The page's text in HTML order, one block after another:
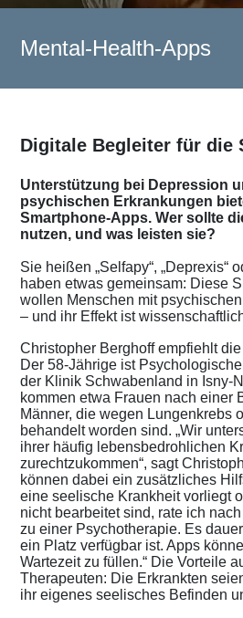
Mental-Health-Apps
Digitale Begleiter für die
Unterstützung bei Depression
psychischen Erkrankungen
Smartphone-Apps. Wer sollte
nutzen, und was leisten sie?
Sie heißen „Selfapy“, „Deprexis“
haben etwas gemeinsam: Diese
wollen Menschen mit
– und ihr Effekt ist
Christopher Berghoff empfiehlt
Der 58-Jährige ist
der Klinik Schwabenland in Isny-
kommen etwa Frauen nach einer
Männer, die wegen Lungenkrebs
behandelt worden sind. „Wir
ihrer häufig lebensbedrohlichen
zurechtzukommen“, sagt
können dabei ein zusätzliches
eine seelische Krankheit vorliegt
nicht bearbeitet sind, rate ich
zu einer Psychotherapie. Es
ein Platz verfügbar ist. Apps
Wartezeit zu füllen.“ Die Vorteile
Therapeuten: Die Erkrankten
ihr eigenes seelisches Befinden